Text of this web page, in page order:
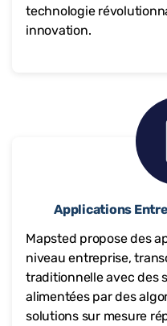
technologie
innovation.
Applications
Mapsted propose des
niveau entreprise,
traditionnelle avec des
alimentées par des
solutions sur mesure